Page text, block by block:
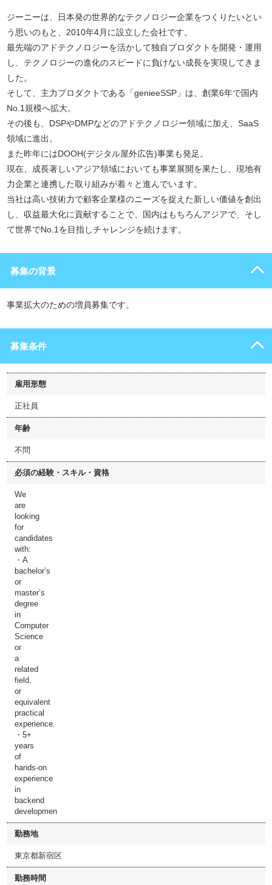
ジーニーは、日本発の世界的なテクノロジー企業をつくりたいとい
う思いのもと、2010年4月に設立した会社です。
最先端のアドテクノロジーを活かして独自プロダクトを開発・運用
し、テクノロジーの進化のスピードに負けない成長を実現してきま
した。
そして、主力プロダクトである「genieeSSP」は、創業6年で国内
No.1規模へ拡大。
その後も、DSPやDMPなどのアドテクノロジー領域に加え、SaaS
領域に進出。
また昨年にはDOOH(デジタル屋外広告)事業も発足。
現在、成長著しいアジア領域においても事業展開を果たし、現地有
力企業と連携した取り組みが着々と進んでいます。
当社は高い技術力で顧客企業様のニーズを捉えた新しい価値を創出
し、収益最大化に貢献することで、国内はもちろんアジアで、そし
て世界でNo.1を目指しチャレンジを続けます。
募集の背景
事業拡大のための増員募集です。
募集条件
雇用形態
正社員
年齢
不問
必須の経験・スキル・資格
We
are
looking
for
candidates
with:
・A
bachelor’s
or
master’s
degree
in
Computer
Science
or
a
related
field,
or
equivalent
practical
experience.
・5+
years
of
hands-on
experience
in
backend
developmen
勤務地
東京都新宿区
勤務時間